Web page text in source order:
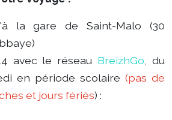
la gare de Saint-Malo (30
avec le réseau BreizhGo , du
en période scolaire (pas de
et jours fériés) :